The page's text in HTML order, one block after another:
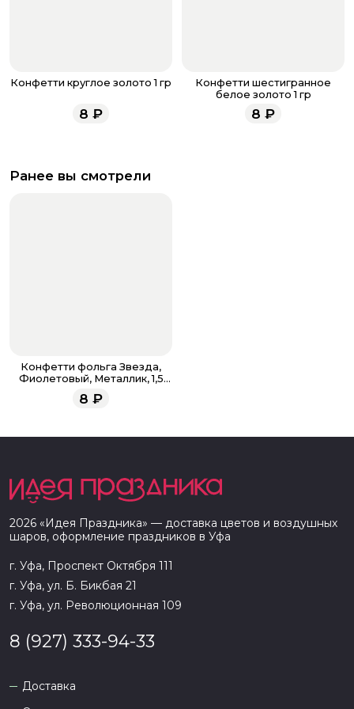
Конфетти круглое золото 1 гр
8 ₽
Конфетти шестигранное
белое золото 1 гр
8 ₽
Ранее вы смотрели
Конфетти фольга Звезда,
Фиолетовый, Металлик, 1,5
см, 1 г.
8 ₽
2026 «Идея Праздника» — доставка цветов и воздушных
шаров, оформление праздников в Уфа
г. Уфа, Проспект Октября 111
г. Уфа, ул. Б. Бикбая 21
г. Уфа, ул. Революционная 109
8 (927) 333-94-33
Доставка